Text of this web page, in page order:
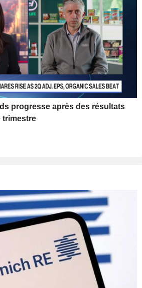
progresse après des résultats
trimestre